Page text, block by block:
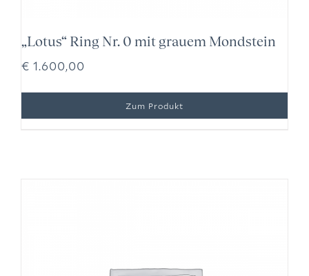
„Lotus“ Ring Nr. 0 mit grauem Mondstein
€ 1.600,00